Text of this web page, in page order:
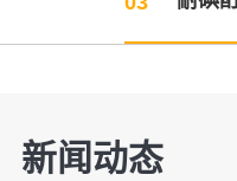
新闻动态